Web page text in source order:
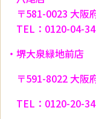
〒581-0023 大阪
TEL：0120-04-
・堺大泉緑地前店
〒591-8022 大阪
TEL：0120-20-